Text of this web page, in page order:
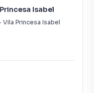
Isabel
Vila Princesa Isabel